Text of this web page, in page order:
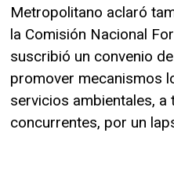
Metropolitano aclaró
la Comisión Nacional
suscribió un convenio
promover mecanismos
servicios ambientales,
concurrentes, por un